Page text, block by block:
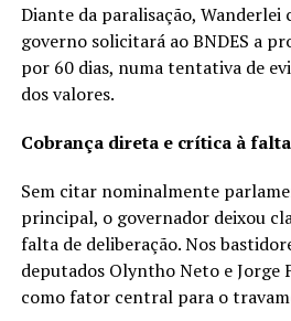
Diante da paralisação, Wanderlei
governo solicitará ao BNDES a
por 60 dias, numa tentativa de
dos valores.
Cobrança direta e crítica à
Sem citar nominalmente
principal, o governador deixou
falta de deliberação. Nos
deputados Olyntho Neto e Jorge
como fator central para o